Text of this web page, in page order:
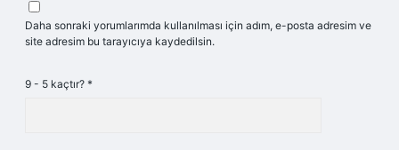
Daha sonraki yorumlarımda kullanılması için adım, e-posta adresim ve
site adresim bu tarayıcıya kaydedilsin.
9 - 5 kaçtır? *